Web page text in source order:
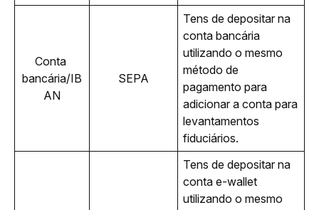
Conta
bancária/IB
AN
SEPA
Tens de depositar na
conta bancária
utilizando o mesmo
método de
pagamento para
adicionar a conta para
levantamentos
fiduciários.
Tens de depositar na
conta e-wallet
utilizando o mesmo